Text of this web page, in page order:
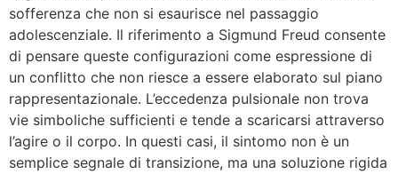
sofferenza che non si esaurisce nel passaggio
adolescenziale. Il riferimento a Sigmund Freud consente
di pensare queste configurazioni come espressione di
un conflitto che non riesce a essere elaborato sul piano
rappresentazionale. L’eccedenza pulsionale non trova
vie simboliche sufficienti e tende a scaricarsi attraverso
l’agire o il corpo. In questi casi, il sintomo non è un
semplice segnale di transizione, ma una soluzione rigida